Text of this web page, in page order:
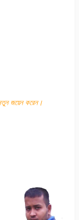
জয়েন করেন।